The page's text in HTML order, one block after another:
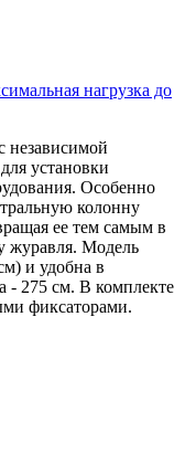
нагрузка до
независимой
установки
Особенно
колонну
ее тем самым в
журавля. Модель
и удобна в
- 275 см. В комплекте
фиксаторами.